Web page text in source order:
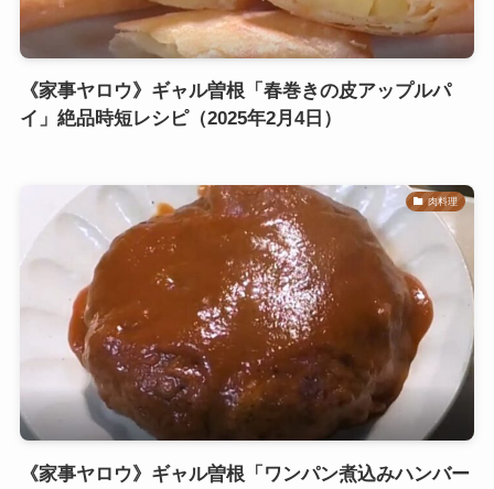
《家事ヤロウ》ギャル曽根「春巻きの皮アップルパ
イ」絶品時短レシピ（2025年2月4日）
肉料理
《家事ヤロウ》ギャル曽根「ワンパン煮込みハンバー